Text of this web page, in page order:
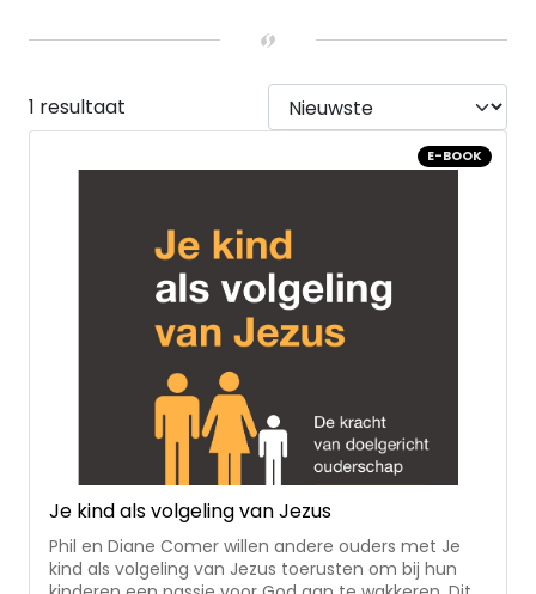
1 resultaat
E-BOOK
Je kind als volgeling van Jezus
Phil en Diane Comer willen andere ouders met Je
kind als volgeling van Jezus toerusten om bij hun